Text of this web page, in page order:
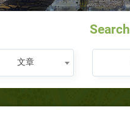
Search
文章